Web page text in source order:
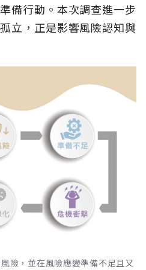
備行動。本次調查進一步
立，正是影響風險認知與
險，並在風險應變準備不足且又